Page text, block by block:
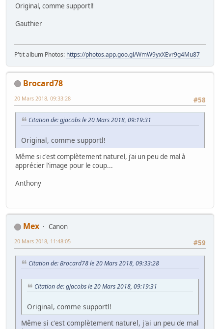
Original, comme supportl!
Gauthier
P'tit album Photos: https://photos.app.goo.gl/WmW9yxXEvr9g4Mu87
Brocard78
#58
20 Mars 2018, 09:33:28
Citation de: gjacobs le 20 Mars 2018, 09:19:31
Original, comme supportl!
Même si c'est complètement naturel, j'ai un peu de mal à
apprécier l'image pour le coup...
Anthony
Mex
Canon
#59
20 Mars 2018, 11:48:05
Citation de: Brocard78 le 20 Mars 2018, 09:33:28
Citation de: gjacobs le 20 Mars 2018, 09:19:31
Original, comme supportl!
Même si c'est complètement naturel, j'ai un peu de mal